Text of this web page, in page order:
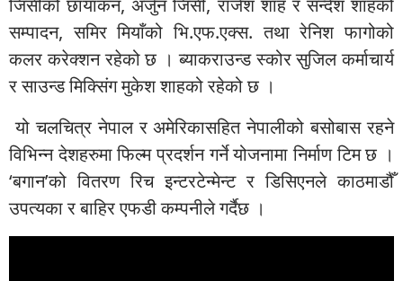
जिसीको छायांकन, अर्जुन जिसी, राजेश शाह र सन्देश शाहको
सम्पादन, समिर मियाँको भि.एफ.एक्स. तथा रेनिश फागोको
कलर करेक्शन रहेको छ । ब्याकराउन्ड स्कोर सुजिल कर्माचार्य
र साउन्ड मिक्सिंग मुकेश शाहको रहेको छ ।
यो चलचित्र नेपाल र अमेरिकासहित नेपालीको बसोबास रहने
विभिन्न देशहरुमा फिल्म प्रदर्शन गर्ने योजनामा निर्माण टिम छ ।
‘बगान’को वितरण रिच इन्टरटेन्मेन्ट र डिसिएनले काठमाडौँ
उपत्यका र बाहिर एफडी कम्पनीले गर्दैछ ।